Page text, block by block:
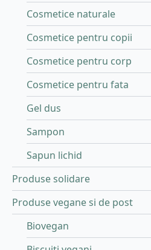
Cosmetice naturale
Cosmetice pentru copii
Cosmetice pentru corp
Cosmetice pentru fata
Gel dus
Sampon
Sapun lichid
Produse solidare
Produse vegane si de post
Biovegan